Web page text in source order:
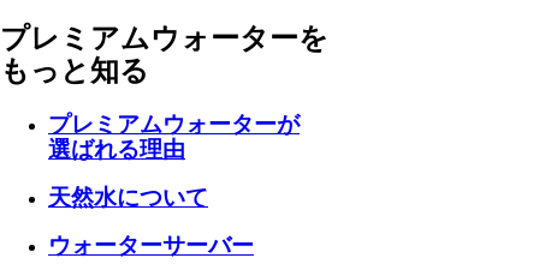
プレミアムウォーターを
もっと知る
プレミアムウォーターが
選ばれる理由
天然水について
ウォーターサーバー